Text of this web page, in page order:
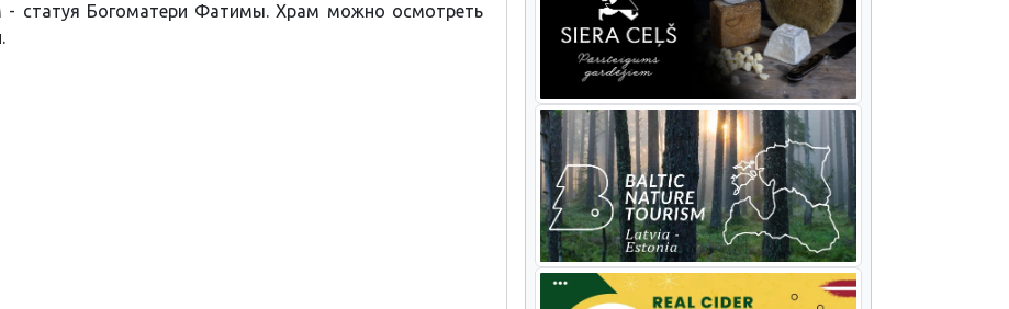
- статуя Богоматери Фатимы. Храм можно осмотреть